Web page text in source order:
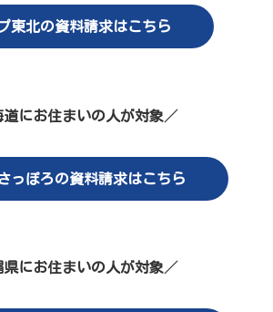
東北の資料請求はこちら
道にお住まいの人が対象 ／
っぽろの資料請求はこちら
県にお住まいの人が対象 ／